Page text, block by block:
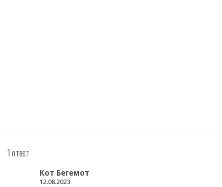
1 ответ
Кот Бегемот
12.08.2023